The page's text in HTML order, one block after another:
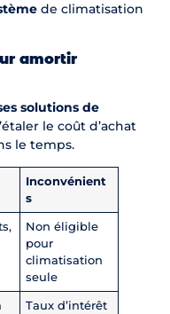
de climatisation
amortir
solutions de
le coût d’achat
le temps.
Inconvénient
s
Non éligible
pour
climatisation
seule
Taux d’intérêt